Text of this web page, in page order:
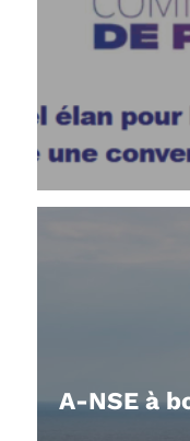
A-NSE à